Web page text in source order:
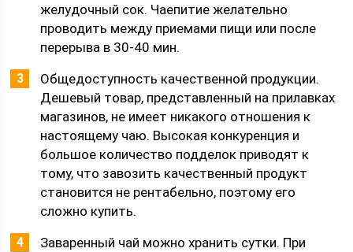
желудочный сок. Чаепитие желательно
проводить между приемами пищи или после
перерыва в 30-40 мин.
Общедоступность качественной продукции.
Дешевый товар, представленный на прилавках
магазинов, не имеет никакого отношения к
настоящему чаю. Высокая конкуренция и
большое количество подделок приводят к
тому, что завозить качественный продукт
становится не рентабельно, поэтому его
сложно купить.
Заваренный чай можно хранить сутки. При